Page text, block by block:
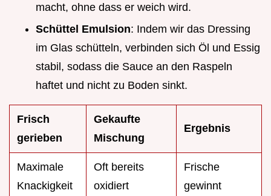
macht, ohne dass er weich wird.
Schüttel Emulsion: Indem wir das Dressing
im Glas schütteln, verbinden sich Öl und Essig
stabil, sodass die Sauce an den Raspeln
haftet und nicht zu Boden sinkt.
Frisch
gerieben
Gekaufte
Mischung
Ergebnis
Maximale
Knackigkeit
Oft bereits
oxidiert
Frische
gewinnt